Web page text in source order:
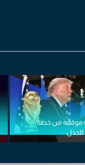
موقفه من خطة
للجدل